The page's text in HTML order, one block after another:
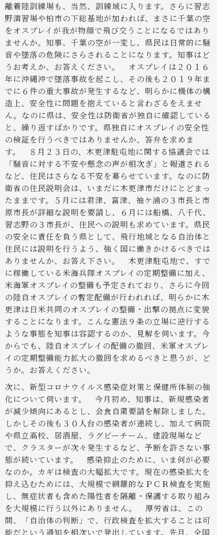
離着陸訓練場も、当然、訓練域に入ります。さらに習志
野演習場や柏市の下総基地が加われば、まさに千葉の空
をオスプレイが我が物顔で飛び交うことになるではあり
ませんか。知事、千葉の空が一変し、県民は日常的に騒
音や墜落の危険にさらされることになります。知事はど
うお考えか、お答えください。
オスプレイは２０１６
年に沖縄沖で墜落事故を起こし、その後も２０１９年ま
でに６件の重大事故が発生するなど、明らかに機体の構
造上、安全性に問題を抱えていると言わざるをえませ
ん。なのに県は、安全性は防衛省が独自に確認している
と、繰り返すばかりです。県独自にオスプレイの安全性
の検証を行うべきではありませんか、答弁を求めま
す。
８月２３日の、木更津駐屯地に関する協議会では
「騒音に対する不安や懸念の声が相次ぎ」と報道される
など、住民はさらなる不安を募らせています。なのに防
衛省の住民説明会は、いまだに木更津市だけにとどまっ
たままです。５月には君津、富津、袖ケ浦の３市長と市
原市長が詳細な説明を要請し、６月には船橋、八千代、
習志野の３市長が、住民への説明も求めています。県民
の安全に責任を負う県として、飛行地域となる自治体と
住民には説明を行うよう、強く国に働きかけるべきでは
ありませんか、お答え下さい。
木更津駐屯地で、すで
に稼働している米海兵隊オスプレイの定期整備に加え、
米海軍オスプレイの整備も予定されており、さらに今回
の陸自オスプレイの暫定配備が行われれば、明らかに木
更津は日米共同のオスプレイの整備・出撃の拠点に変貌
することになります。こんな憲法９条の立場に逆行する
ような事態を知事は容認するのか、見解を伺います。 今
からでも、陸自オスプレイの配備の撤回、米軍オスプレ
イの定期整備能力拡大の撤回を求めるべきと思うが、ど
うか。お答えください。
次に、新型コロナウイルス感染症対策と保健所体制の強
化について伺います。
今月初め、知事は、新規感染者
が減少傾向にあるとし、会食自粛要請を解除しました。
しかしその後も３０人台の感染者が連続し、加えて病院
や県立高校、居酒屋、ラグビーチーム、建設現場など
で、クラスターが次々発生するなど、予断を許さない事
態が続いています。
感染抑止のために、いま何が必要
なのか。カギは検査の大幅拡大です。現在の感染拡大を
抑え込むためには、大規模で網羅的なＰＣＲ検査を実施
し、無症状者も含めた陽性者を隔離・保護する取り組み
を大規模に行う以外にありません。
厚労省は、この
間、「自治体の判断」で、行政検査を拡大することは可
能だという通知を相次いで発出しています。先月、全国